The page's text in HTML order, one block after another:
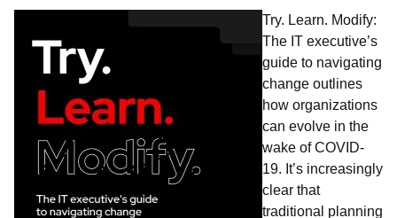
Try. Learn. Modify:
The IT executive’s
guide to navigating
change outlines
how organizations
can evolve in the
wake of COVID-
19. It’s increasingly
clear that
traditional planning